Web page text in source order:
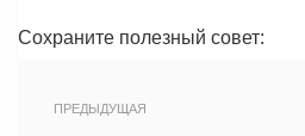
Сохраните полезный совет:
ПРЕДЫДУЩАЯ